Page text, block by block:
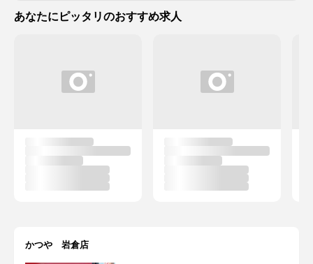
あなたにピッタリのおすすめ求人
かつや 岩倉店